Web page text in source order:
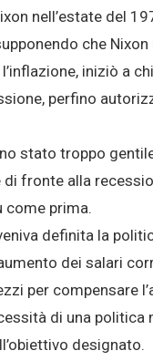
nell’estate del
che
iniziò a
perfino
stato troppo
fronte alla
come prima.
definita la
dei salari
per compensare
di una
designato.